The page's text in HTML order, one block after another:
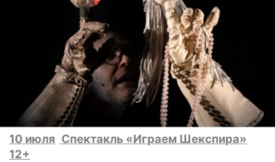
10 июля Спектакль «Играем Шекспира»
12+